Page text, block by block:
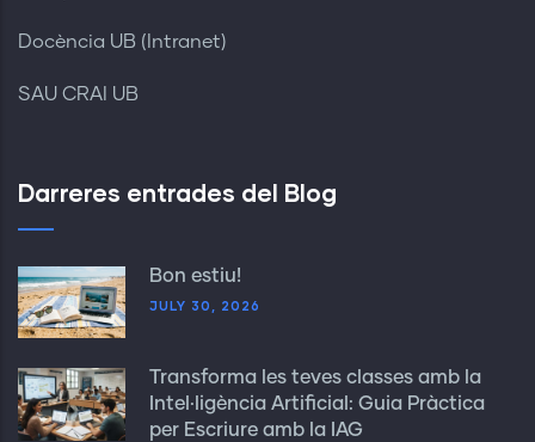
Docència UB (Intranet)
SAU CRAI UB
Darreres entrades del Blog
Bon estiu!
JULY 30, 2026
Transforma les teves classes amb la
Intel·ligència Artificial: Guia Pràctica
per Escriure amb la IAG